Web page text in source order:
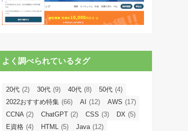
よく調べられているタグ
20代 (2) 30代 (9) 40代 (8) 50代 (4)
2022おすすめ特集 (66) AI (12) AWS (17)
CCNA (2) ChatGPT (2) CSS (3) DX (5)
E資格 (4) HTML (5) Java (12)